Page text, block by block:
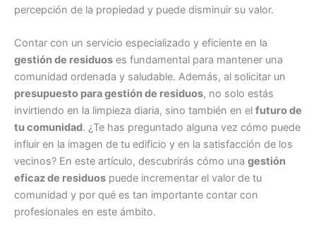
percepción de la propiedad y puede disminuir su valor.
Contar con un servicio especializado y eficiente en la
gestión de residuos es fundamental para mantener una
comunidad ordenada y saludable. Además, al solicitar un
presupuesto para gestión de residuos, no solo estás
invirtiendo en la limpieza diaria, sino también en el futuro de
tu comunidad. ¿Te has preguntado alguna vez cómo puede
influir en la imagen de tu edificio y en la satisfacción de los
vecinos? En este artículo, descubrirás cómo una gestión
eficaz de residuos puede incrementar el valor de tu
comunidad y por qué es tan importante contar con
profesionales en este ámbito.